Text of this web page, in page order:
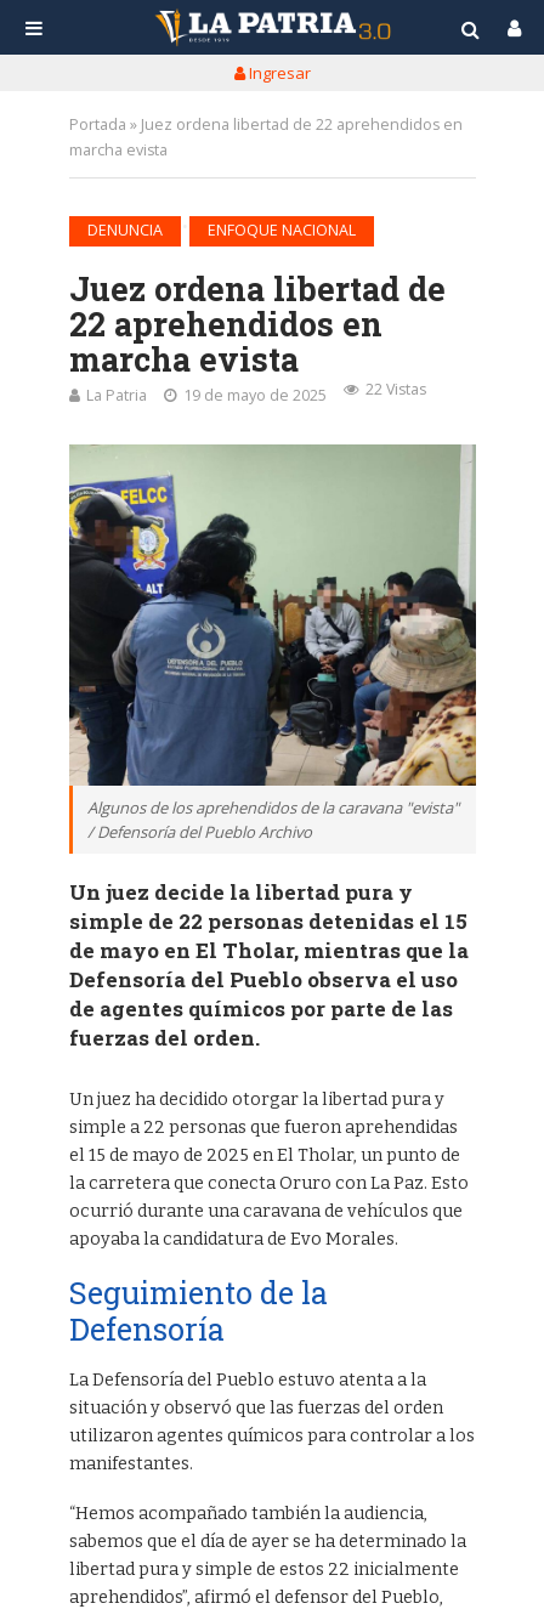
Ingresar
Portada » Juez ordena libertad de 22 aprehendidos en
marcha evista
DENUNCIA ENFOQUE NACIONAL
Juez ordena libertad de
22 aprehendidos en
marcha evista
La Patria 19 de mayo de 2025 22 Vistas
Algunos de los aprehendidos de la caravana "evista"
/ Defensoría del Pueblo Archivo
Un juez decide la libertad pura y
simple de 22 personas detenidas el 15
de mayo en El Tholar, mientras que la
Defensoría del Pueblo observa el uso
de agentes químicos por parte de las
fuerzas del orden.
Un juez ha decidido otorgar la libertad pura y
simple a 22 personas que fueron aprehendidas
el 15 de mayo de 2025 en El Tholar, un punto de
la carretera que conecta Oruro con La Paz. Esto
ocurrió durante una caravana de vehículos que
apoyaba la candidatura de Evo Morales.
Seguimiento de la
Defensoría
La Defensoría del Pueblo estuvo atenta a la
situación y observó que las fuerzas del orden
utilizaron agentes químicos para controlar a los
manifestantes.
“Hemos acompañado también la audiencia,
sabemos que el día de ayer se ha determinado la
libertad pura y simple de estos 22 inicialmente
aprehendidos”, afirmó el defensor del Pueblo,